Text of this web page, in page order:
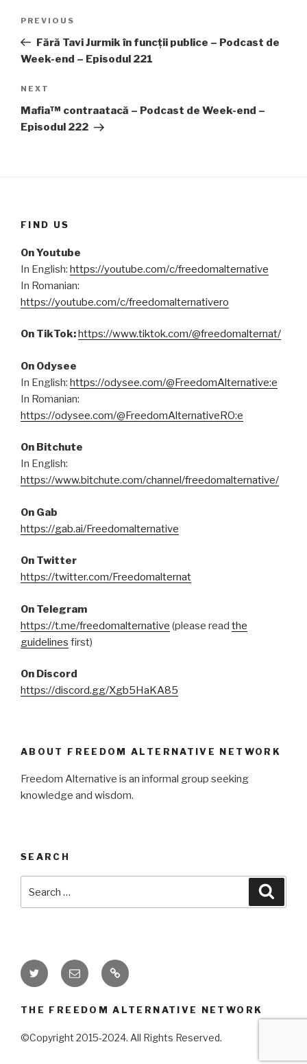
Previous
Post
PREVIOUS
Fără Tavi Jurmik în funcții publice – Podcast de
Week-end – Episodul 221
Next
Post
NEXT
Mafia™ contraatacă – Podcast de Week-end –
Episodul 222
FIND US
On Youtube
In English: https://youtube.com/c/freedomalternative
In Romanian:
https://youtube.com/c/freedomalternativero
On TikTok:https://www.tiktok.com/@freedomalternat/
On Odysee
In English: https://odysee.com/@FreedomAlternative:e
In Romanian:
https://odysee.com/@FreedomAlternativeRO:e
On Bitchute
In English:
https://www.bitchute.com/channel/freedomalternative/
On Gab
https://gab.ai/Freedomalternative
On Twitter
https://twitter.com/Freedomalternat
On Telegram
https://t.me/freedomalternative (please read the
guidelines first)
On Discord
https://discord.gg/Xgb5HaKA85
ABOUT FREEDOM ALTERNATIVE NETWORK
Freedom Alternative is an informal group seeking
knowledge and wisdom.
SEARCH
Twitter Email Donate
THE FREEDOM ALTERNATIVE NETWORK
©Copyright 2015-2024. All Rights Reserved.